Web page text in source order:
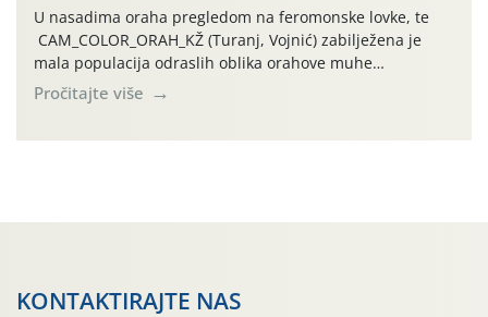
U nasadima oraha pregledom na feromonske lovke, te
CAM_COLOR_ORAH_KŽ (Turanj, Vojnić) zabilježena je
mala populacija odraslih oblika orahove muhe
(Rhagoletis completa). Niska brojnost može se objasniti
činjenicom da je riječ o mladim nasadima s vrlo malim
Pročitajte više
KONTAKTIRAJTE NAS